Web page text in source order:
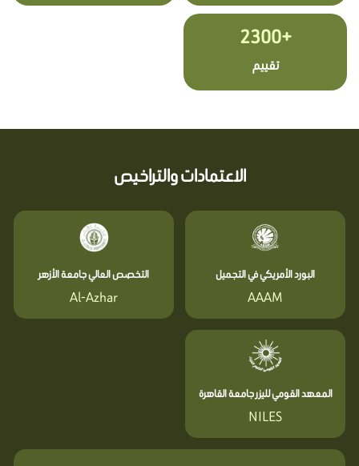
+2300
تقييم
الاعتمادات والتراخيص
البورد الأمريكي في التجميل
AAAM
التخصص العالي جامعة الأزهر
Al-Azhar
المعهد القومي لليزر جامعة القاهرة
NILES